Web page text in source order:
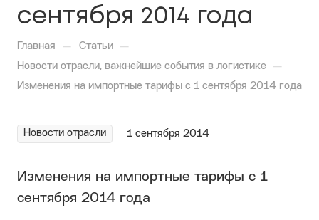
сентября 2014 года
Главная — Статьи —
Новости отрасли, важнейшие события в логистике —
Изменения на импортные тарифы с 1 сентября 2014 года
Новости отрасли 1 сентября 2014
Изменения на импортные тарифы с 1
сентября 2014 года